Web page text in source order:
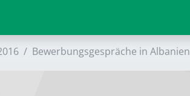
Bewerbungsgespräche in Albanien